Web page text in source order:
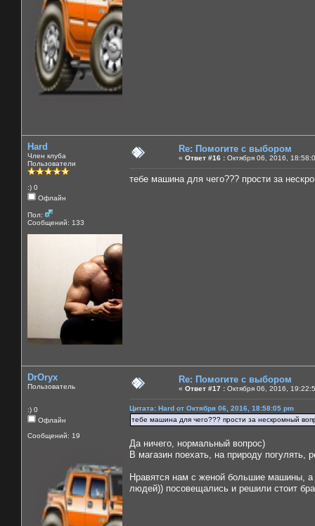
Hard
Член клуба
Пользователи
:) 0
Офлайн
Пол:
Сообщений: 133
Re: Помогите с выбором
« Ответ #16 : Октября 06, 2016,
тебе машина для чего??? прости за
DrOryx
Пользователь
:) 0
Офлайн
Сообщений: 19
Re: Помогите с выбором
« Ответ #17 : Октября 06, 2016,
Цитата: Hard от Октября 06, 2016, 18:58:05 pm
тебе машина для чего??? прости за нескромный
Да ничего, нормальный вопрос)
В магазин поехать, на природу погулять,
Нравятся нам с женой большие машины, а
людей)) посовещались и решили стоит